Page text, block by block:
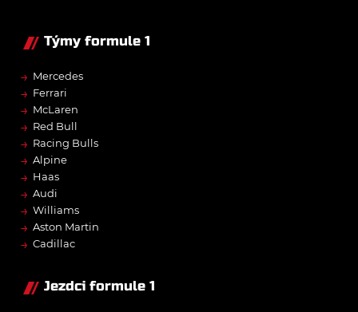
Týmy formule 1
→ Mercedes
→ Ferrari
→ McLaren
→ Red Bull
→ Racing Bulls
→ Alpine
→ Haas
→ Audi
→ Williams
→ Aston Martin
→ Cadillac
Jezdci formule 1